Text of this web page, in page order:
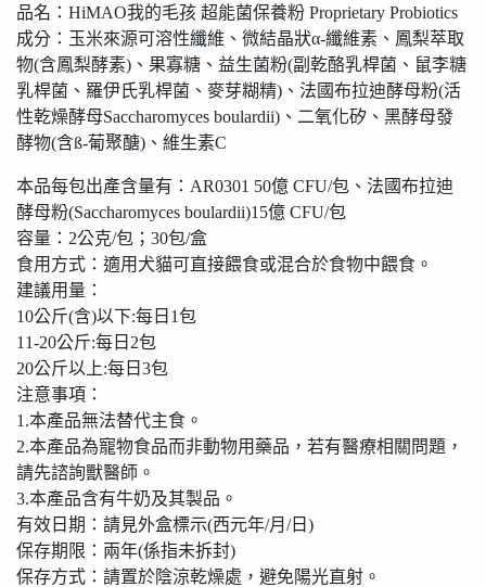
品名：HiMAO我的毛孩 超能菌保養粉 Proprietary Probiotics
成分：玉米來源可溶性纖維、微結晶狀α-纖維素、鳳梨萃取
物(含鳳梨酵素)、果寡糖、益生菌粉(副乾酪乳桿菌、鼠李糖
乳桿菌、羅伊氏乳桿菌、麥芽糊精)、法國布拉迪酵母粉(活
性乾燥酵母Saccharomyces boulardii)、二氧化矽、黑酵母發
酵物(含ß-葡聚醣)、維生素C
本品每包出產含量有：AR0301 50億 CFU/包、法國布拉迪
酵母粉(Saccharomyces boulardii)15億 CFU/包
容量：2公克/包；30包/盒
食用方式：適用犬貓可直接餵食或混合於食物中餵食。
建議用量：
10公斤(含)以下:每日1包
11-20公斤:每日2包
20公斤以上:每日3包
注意事項：
1.本產品無法替代主食。
2.本產品為寵物食品而非動物用藥品，若有醫療相關問題，
請先諮詢獸醫師。
3.本產品含有牛奶及其製品。
有效日期：請見外盒標示(西元年/月/日)
保存期限：兩年(係指未拆封)
保存方式：請置於陰涼乾燥處，避免陽光直射。